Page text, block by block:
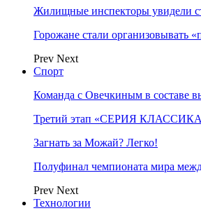
Жилищные инспекторы увидели
Горожане стали организовывать
Prev Next
Спорт
Команда с Овечкиным в составе
Третий этап «СЕРИЯ КЛАССИКА
Загнать за Можай? Легко!
Полуфинал чемпионата мира
Prev Next
Технологии